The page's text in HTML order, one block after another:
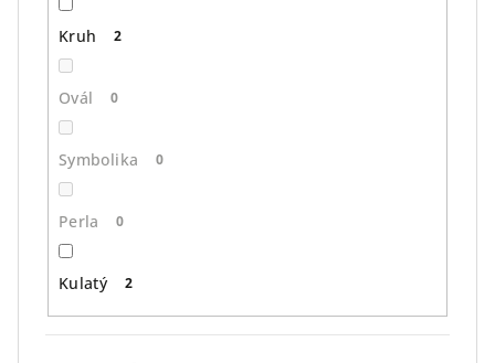
Kruh 2
Ovál 0
Symbolika 0
Perla 0
Kulatý 2